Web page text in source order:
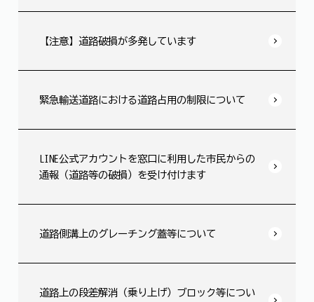
【注意】道路破損が多発しています
緊急輸送道路における道路占用の制限について
LINE公式アカウントを窓口に利用した市民からの
通報（道路等の破損）を受け付けます
道路側溝上のグレーチング蓋等について
道路上の段差解消（乗り上げ）ブロック等につい